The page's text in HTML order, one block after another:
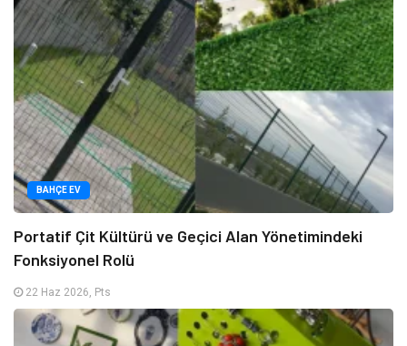
BAHÇE EV
Portatif Çit Kültürü ve Geçici Alan Yönetimindeki
Fonksiyonel Rolü
22 Haz 2026, Pts